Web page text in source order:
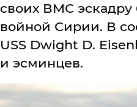
своих ВМС эскадру
войной Сирии. В
USS Dwight D.
и эсминцев.